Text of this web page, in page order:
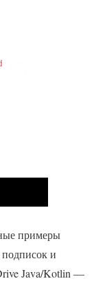
примеры
и
Java/Kotlin —